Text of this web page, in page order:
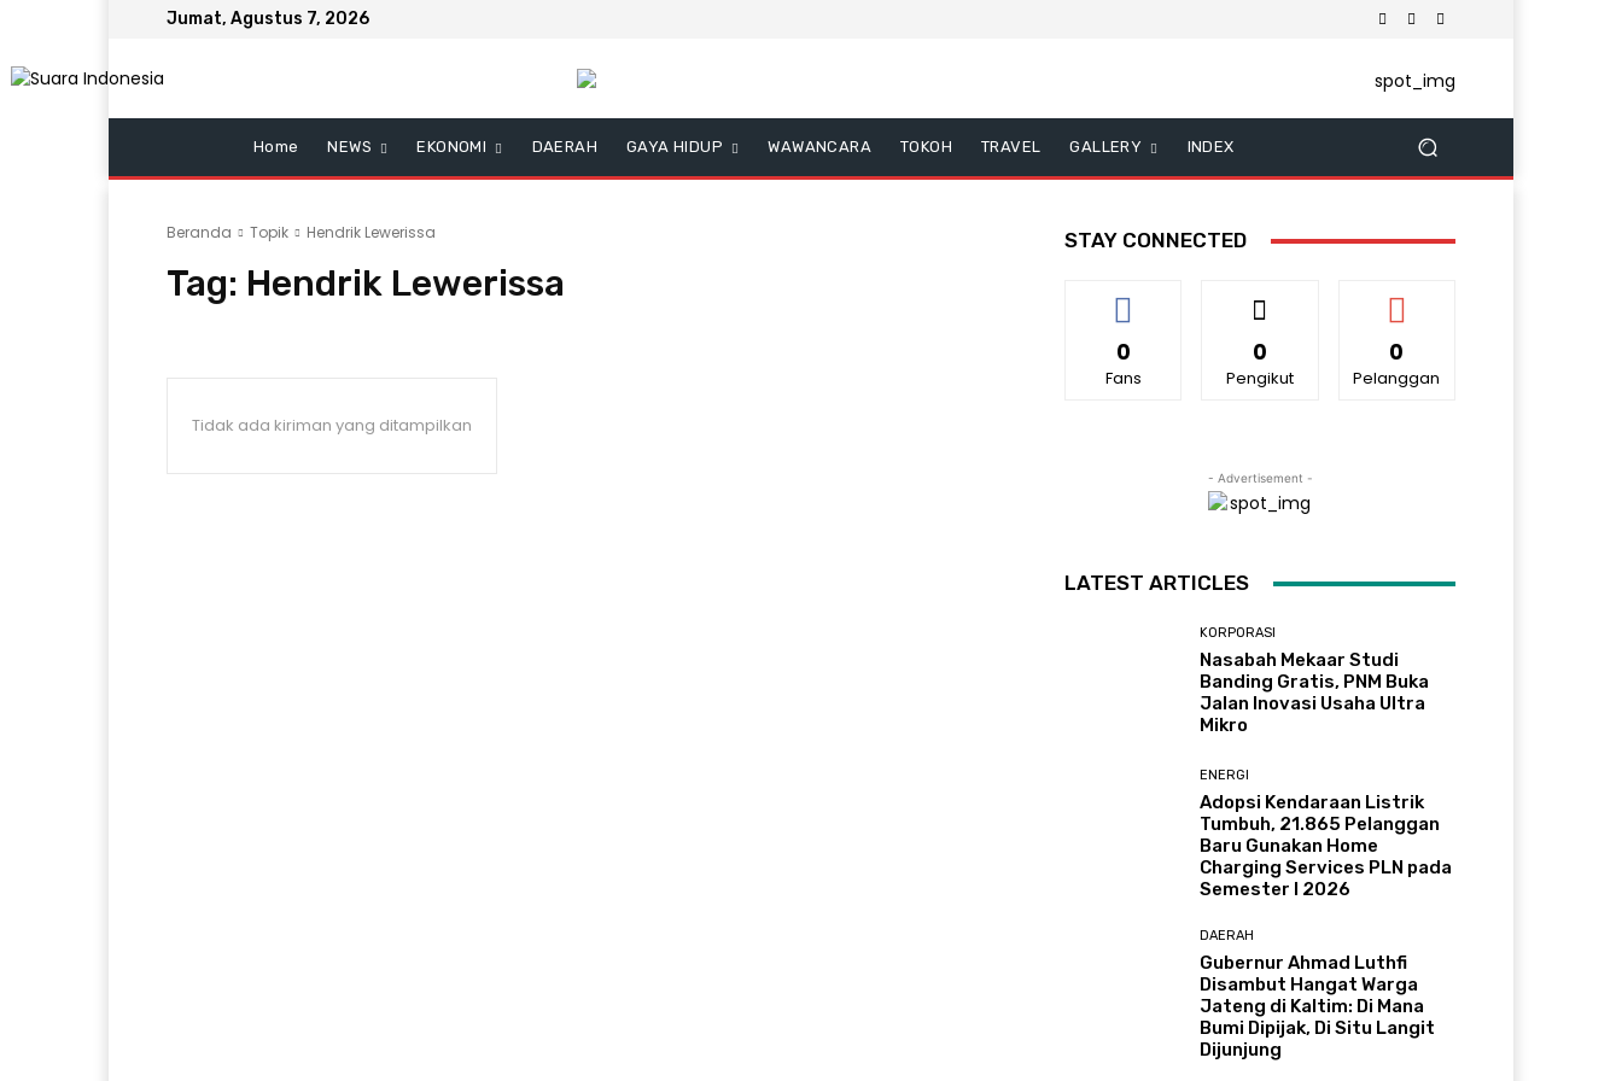
Jumat, Agustus 7, 2026
Home NEWS EKONOMI DAERAH GAYA HIDUP WAWANCARA TOKOH TRAVEL GALLERY INDEX
Beranda Topik Hendrik Lewerissa
Tag: Hendrik Lewerissa
Tidak ada kiriman yang ditampilkan
STAY CONNECTED
0
Fans
0
Pengikut
0
Pelanggan
- Advertisement -
LATEST ARTICLES
KORPORASI
Nasabah Mekaar Studi
Banding Gratis, PNM Buka
Jalan Inovasi Usaha Ultra
Mikro
ENERGI
Adopsi Kendaraan Listrik
Tumbuh, 21.865 Pelanggan
Baru Gunakan Home
Charging Services PLN pada
Semester I 2026
DAERAH
Gubernur Ahmad Luthfi
Disambut Hangat Warga
Jateng di Kaltim: Di Mana
Bumi Dipijak, Di Situ Langit
Dijunjung